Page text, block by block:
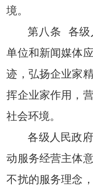
境。
第八条 各级
单位和新闻媒体
迹，弘扬企业家
挥企业家作用，
社会环境。
各级人民政
动服务经营主体
不扰的服务理念